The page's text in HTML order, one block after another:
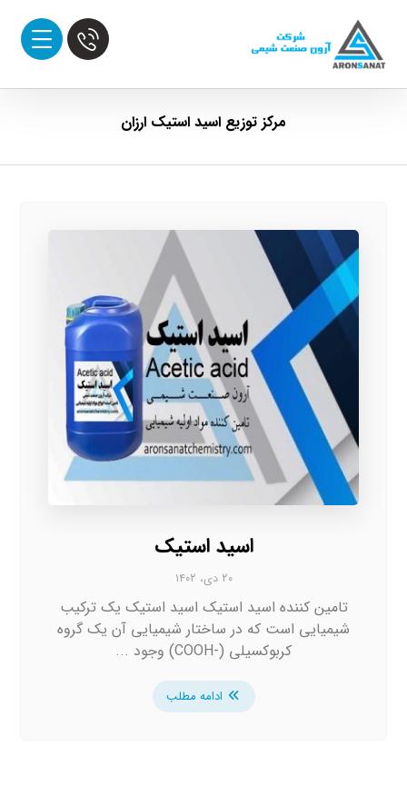
مرکز توزیع اسید استیک ارزان
اسید استیک
۲۰ دی، ۱۴۰۲
تامین کننده اسید استیک اسید استیک یک ترکیب
شیمیایی است که در ساختار شیمیایی آن یک گروه
کربوکسیلی (-COOH) وجود ...
ادامه مطلب